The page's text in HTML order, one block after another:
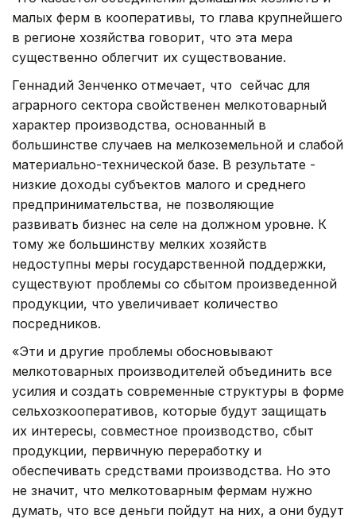
малых ферм в кооперативы, то глава крупнейшего
в регионе хозяйства говорит, что эта мера
существенно облегчит их существование.
Геннадий Зенченко отмечает, что сейчас для
аграрного сектора свойственен мелкотоварный
характер производства, основанный в
большинстве случаев на мелкоземельной и слабой
материально-технической базе. В результате -
низкие доходы субъектов малого и среднего
предпринимательства, не позволяющие
развивать бизнес на селе на должном уровне. К
тому же большинству мелких хозяйств
недоступны меры государственной поддержки,
существуют проблемы со сбытом произведенной
продукции, что увеличивает количество
посредников.
«Эти и другие проблемы обосновывают
мелкотоварных производителей объединить все
усилия и создать современные структуры в форме
сельхозкооперативов, которые будут защищать
их интересы, совместное производство, сбыт
продукции, первичную переработку и
обеспечивать средствами производства. Но это
не значит, что мелкотоварным фермам нужно
думать, что все деньги пойдут на них, а они будут